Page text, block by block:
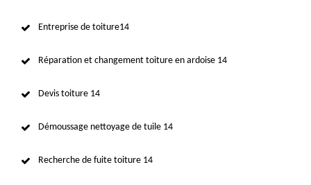
Entreprise de toiture14
Réparation et changement toiture en ardoise 14
Devis toiture 14
Démoussage nettoyage de tuile 14
Recherche de fuite toiture 14